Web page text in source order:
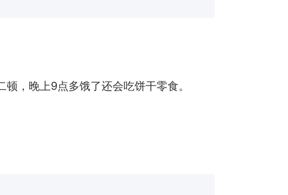
，晚上9点多饿了还会吃饼干零食。